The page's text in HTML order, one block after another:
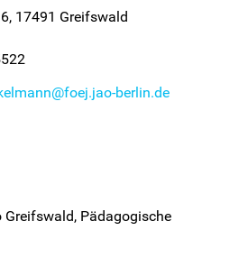
17491 Greifswald
berlin.de
Greifswald, Pädagogische